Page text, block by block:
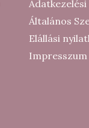
Általános
Elállási
Impresszum